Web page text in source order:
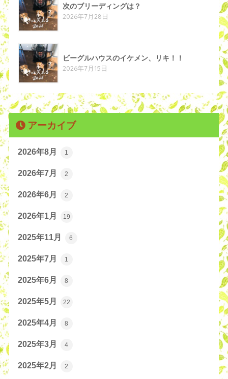
次のブリーディングは？
2026年7月28日
ビーグルハウスのイケメン、リキ！！
2026年7月15日
アーカイブ
2026年8月 1
2026年7月 2
2026年6月 2
2026年1月 19
2025年11月 6
2025年7月 1
2025年6月 8
2025年5月 22
2025年4月 8
2025年3月 4
2025年2月 2